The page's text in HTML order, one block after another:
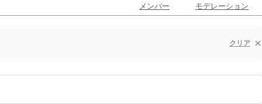
メンバー モデレーション
クリア